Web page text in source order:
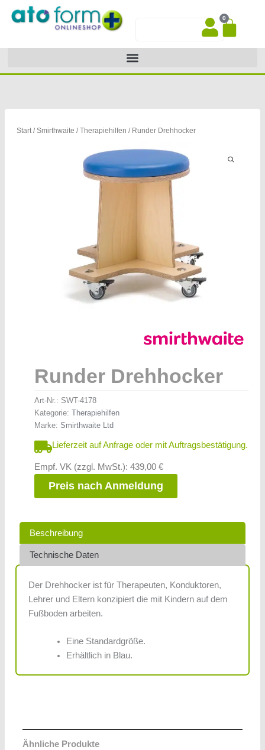
Inhalt
0
Start/Smirthwaite /Therapiehilfen / Runder Drehhocker
Runder Drehhocker
Art-Nr.: SWT-4178
Kategorie: Therapiehilfen
Marke: Smirthwaite Ltd
Lieferzeit auf Anfrage oder mit Auftragsbestätigung.
Empf. VK (zzgl. MwSt.): 439,00 €
Preis nach Anmeldung
Beschreibung
Technische Daten
Der Drehhocker ist für Therapeuten, Konduktoren,
Lehrer und Eltern konzipiert die mit Kindern auf dem
Fußboden arbeiten.
Eine Standardgröße.
Erhältlich in Blau.
Ähnliche Produkte